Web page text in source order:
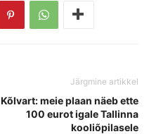
Järgmine artikkel
Kõlvart: meie plaan näeb ette
100 eurot igale Tallinna
kooliõpilasele